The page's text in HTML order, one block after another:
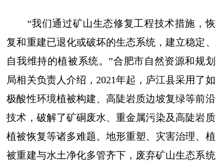
“我们通过矿山生态修复工程技术措施，恢
复和重建已退化或破坏的生态系统，建立稳定、
自我维持的植被系统。”合肥市自然资源和规划
局相关负责人介绍，2021年起，庐江县采用了如
极酸性环境植被构建、高陡岩质边坡复绿等前沿
技术，破解了矿硐废水、重金属污染及高陡岩质
植被恢复等诸多难题。地形重塑、灾害治理、植
被重建与水土净化多管齐下，废弃矿山生态系统